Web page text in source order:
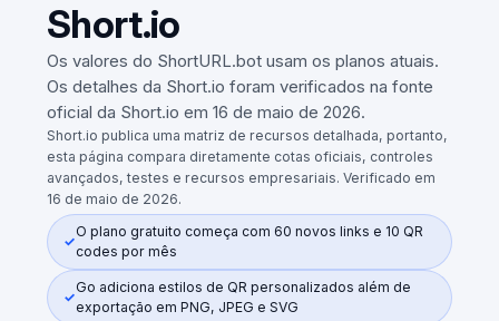
Short.io
Os valores do ShortURL.bot usam os planos atuais.
Os detalhes da Short.io foram verificados na fonte
oficial da Short.io em 16 de maio de 2026.
Short.io publica uma matriz de recursos detalhada, portanto,
esta página compara diretamente cotas oficiais, controles
avançados, testes e recursos empresariais. Verificado em
16 de maio de 2026.
O plano gratuito começa com 60 novos links e 10 QR
codes por mês
Go adiciona estilos de QR personalizados além de
exportação em PNG, JPEG e SVG